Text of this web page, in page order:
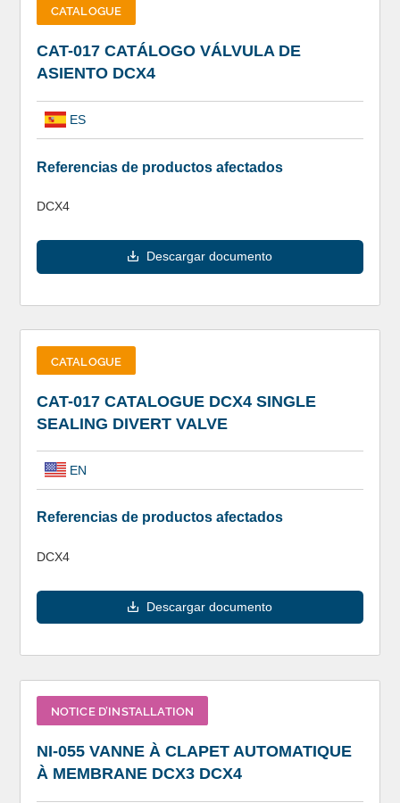
CATALOGUE
CAT-017 CATÁLOGO VÁLVULA DE
ASIENTO DCX4
ES
Referencias de productos afectados
DCX4
Descargar documento
CATALOGUE
CAT-017 CATALOGUE DCX4 SINGLE
SEALING DIVERT VALVE
EN
Referencias de productos afectados
DCX4
Descargar documento
NOTICE D’INSTALLATION
NI-055 VANNE À CLAPET AUTOMATIQUE
À MEMBRANE DCX3 DCX4